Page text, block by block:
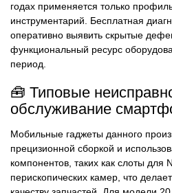
годах применяется только
инструментарий. Бесплатная
оперативно выявить скрытые
функциональный ресурс
период.
🧰 Типовые
обслуживание
Мобильные гаджеты данного
прецизионной сборкой и
компонентов, таких как слоты
перископических камер, что